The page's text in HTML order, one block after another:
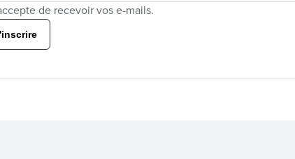
de recevoir vos e-mails.